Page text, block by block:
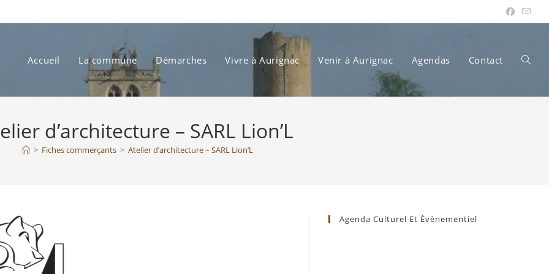
Accueil La commune Démarches Vivre à Aurignac Venir à Aurignac Agendas Contact Toggle
d’architecture – SARL Lion’L
> Fiches commerçants > Atelier d’architecture – SARL Lion’L
Agenda Culturel Et Évènementiel